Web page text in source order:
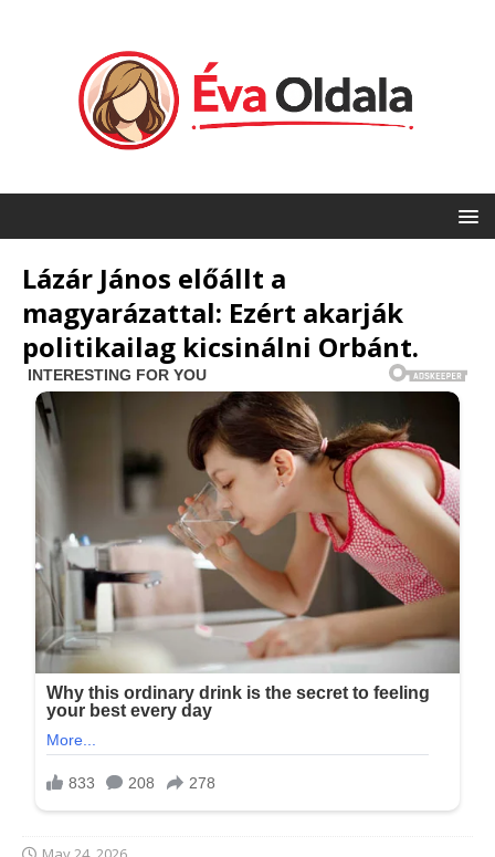
Lázár János előállt a
magyarázattal: Ezért akarják
politikailag kicsinálni Orbánt.